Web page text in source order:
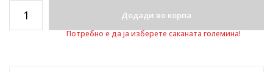
Додади во корпа
Потребно е да ја изберете саканата големина!